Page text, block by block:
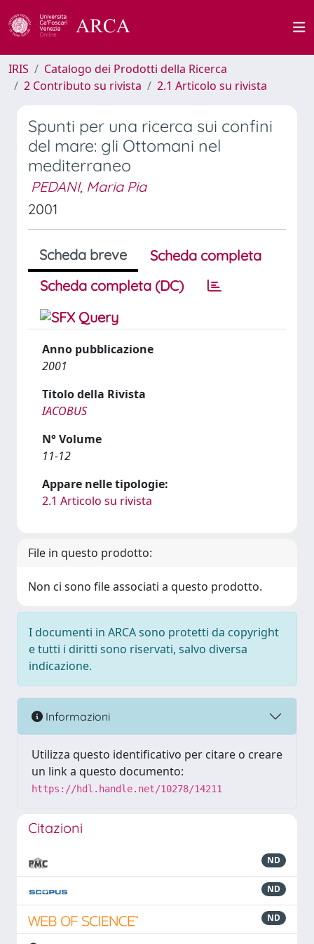
IRIS
Catalogo dei Prodotti della Ricerca
2 Contributo su rivista
2.1 Articolo su rivista
Spunti per una ricerca sui confini
del mare: gli Ottomani nel
mediterraneo
PEDANI, Maria Pia
2001
Scheda breve
Scheda completa
Scheda completa (DC)
Anno pubblicazione
2001
Titolo della Rivista
IACOBUS
N° Volume
11-12
Appare nelle tipologie:
2.1 Articolo su rivista
File in questo prodotto:
Non ci sono file associati a questo prodotto.
I documenti in ARCA sono protetti da copyright
e tutti i diritti sono riservati, salvo diversa
indicazione.
Informazioni
Utilizza questo identificativo per citare o creare
un link a questo documento:
https://hdl.handle.net/10278/14211
Citazioni
ND
ND
ND